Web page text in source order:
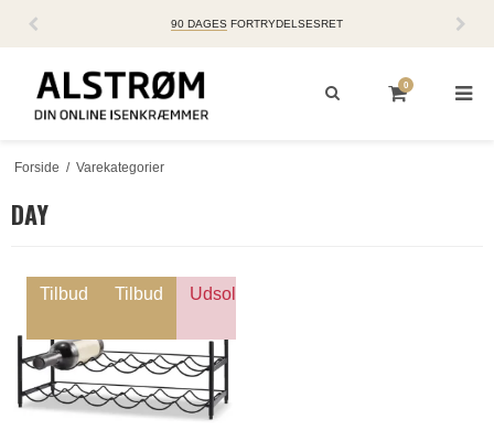
90 DAGES FORTRYDELSESRET
0
Forside / Varekategorier
DAY
Tilbud Tilbud Udsolgt